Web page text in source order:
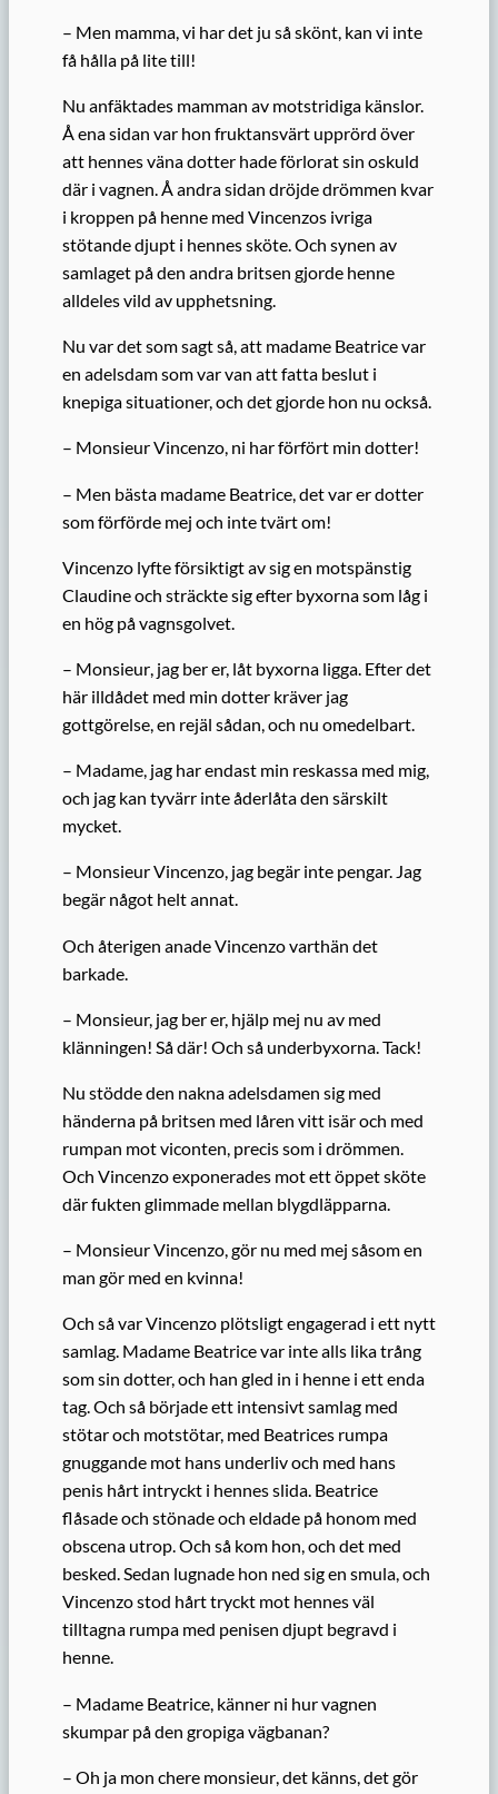
– Men mamma, vi har det ju så skönt, kan vi inte
få hålla på lite till!
Nu anfäktades mamman av motstridiga känslor.
Å ena sidan var hon fruktansvärt upprörd över
att hennes väna dotter hade förlorat sin oskuld
där i vagnen. Å andra sidan dröjde drömmen kvar
i kroppen på henne med Vincenzos ivriga
stötande djupt i hennes sköte. Och synen av
samlaget på den andra britsen gjorde henne
alldeles vild av upphetsning.
Nu var det som sagt så, att madame Beatrice var
en adelsdam som var van attfatta beslut i
knepiga situationer, och det gjorde hon nu också.
– MonsieurVincenzo, ni har förfört min dotter!
– Men bästa madame Beatrice, det var er dotter
som förförde mej och inte tvärt om!
Vincenzo lyfte försiktigt av sig en motspänstig
Claudine och sträcktesigefter byxorna som låg i
en hög på vagnsgolvet.
– Monsieur, jag ber er, låt byxorna ligga. Efter det
här illdådet med min dotter kräver jag
gottgörelse, en rejäl sådan,och nu omedelbart.
– Madame, jag har endast min reskassa med mig,
och jag kan tyvärr inte åderlåta den särskilt
mycket.
– Monsieur Vincenzo, jag begär inte pengar. Jag
begär något helt annat.
Och återigen anade Vincenzo varthän det
barkade.
– Monsieur, jag ber er, hjälp mej nu av med
klänningen! Så där! Och så underbyxorna. Tack!
Nu stöddeden nakna adelsdamen sig med
händerna på britsen med låren vitt isäroch med
rumpan mot viconten, precis som i drömmen.
Och Vincenzo exponerades mot ett öppet sköte
där fukten glimmade mellan blygdläpparna.
– Monsieur Vincenzo, gör nu med mej såsom en
man gör med en kvinna!
Och så varVincenzo plötsligt engagerad i ett nytt
samlag. Madame Beatrice var intealls lika trång
som sin dotter, och han gled in i henne i ett enda
tag. Och så började ett intensivt samlag med
stötar och motstötar, med Beatrices rumpa
gnuggande mot hans underliv och med hans
penis hårt intryckt i hennes slida. Beatrice
flåsade och stönade och eldade på honom med
obscena utrop. Och så kom hon, och det med
besked. Sedan lugnade hon ned sig en smula, och
Vincenzo stod hårt tryckt mot hennes väl
tilltagna rumpa med penisen djupt begravd i
henne.
– Madame Beatrice, känner ni hur vagnen
skumpar på den gropiga vägbanan?
– Oh ja mon chere monsieur, det känns, det gör